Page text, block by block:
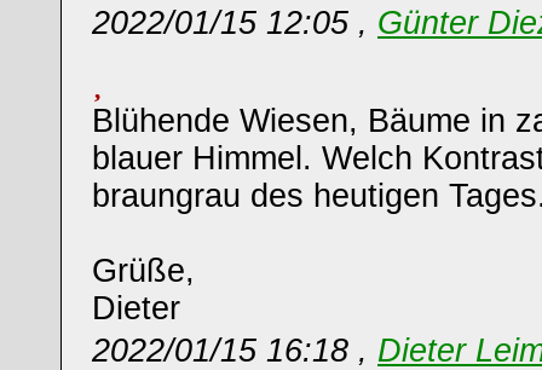
2022/01/15 12:05 , Günter
Blühende Wiesen, Bäume in
blauer Himmel. Welch
braungrau des heutigen
Grüße,
Dieter
2022/01/15 16:18 , Dieter